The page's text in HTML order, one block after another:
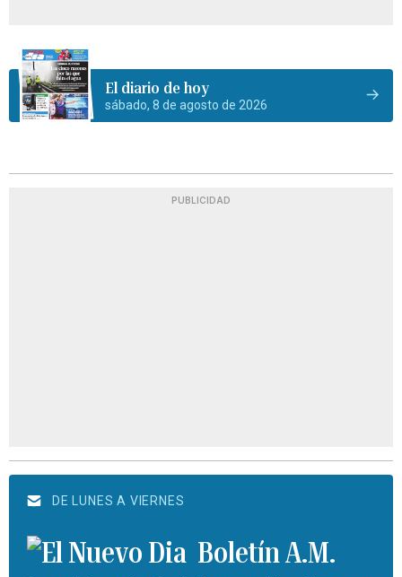
El diario de hoy
sábado, 8 de agosto de 2026
PUBLICIDAD
DE LUNES A VIERNES
Boletín A.M.